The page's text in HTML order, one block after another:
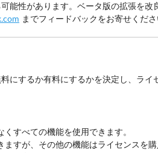
能性があります。ベータ版の拡張を改
.com までフィードバックをお寄せくださ
にするか有料にするかを決定し、ライ
すべての機能を使用できます。
ますが、その他の機能はライセンスを